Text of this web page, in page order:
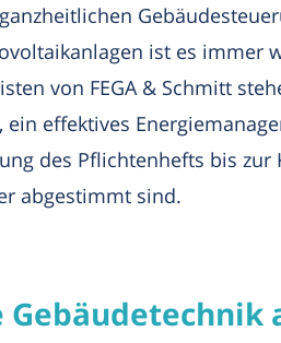
ist es immer
von FEGA & Schmitt
effektives
des Pflichtenhefts bis zur
abgestimmt sind.
Gebäudetechnik